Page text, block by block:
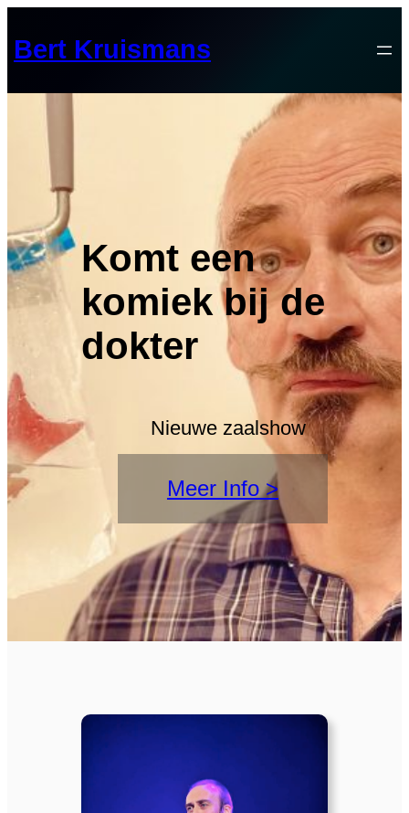
content
Bert Kruismans
Komt een
komiek bij de
dokter
Nieuwe zaalshow
Meer Info >